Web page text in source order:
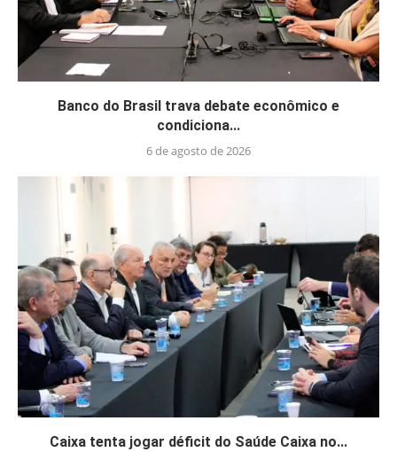
Banco do Brasil trava debate econômico e
condiciona...
6 de agosto de 2026
Caixa tenta jogar déficit do Saúde Caixa no...